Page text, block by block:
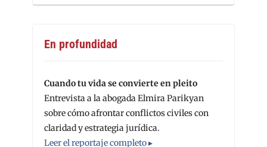
En profundidad
Cuando tu vida se convierte en pleito
Entrevista a la abogada Elmira Parikyan
sobre cómo afrontar conflictos civiles con
claridad y estrategia jurídica.
Leer el reportaje completo ▸